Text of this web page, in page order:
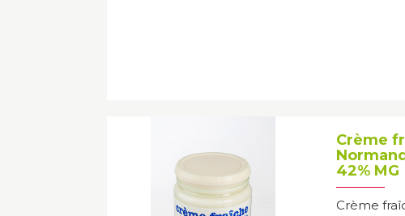
Crème
42% MG
Crème